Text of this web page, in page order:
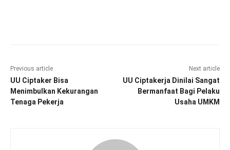
Previous article
UU Ciptaker Bisa
Menimbulkan Kekurangan
Tenaga Pekerja
Next article
UU Ciptakerja Dinilai Sangat
Bermanfaat Bagi Pelaku
Usaha UMKM